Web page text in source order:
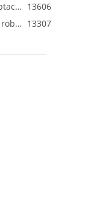
Problemy projektowe związane z adaptacją budynków zabytkowych na cele użyteczności publicznej 13606
Wpływ drgań generowanych podczas robót drogowych na zabytkowe obiekty budowlane (diagnoza a posteriori) 13307